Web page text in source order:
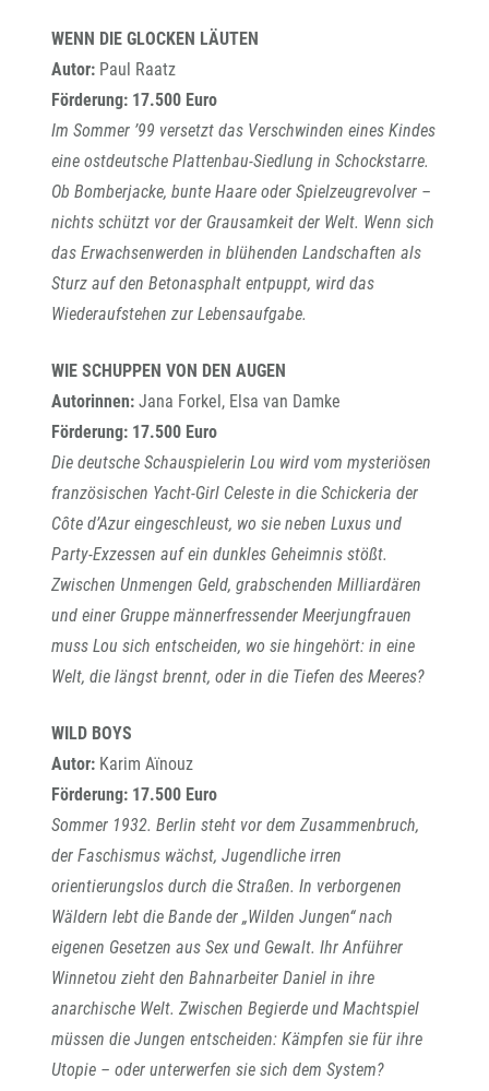
WENN DIE GLOCKEN LÄUTEN
Autor: Paul Raatz
Förderung: 17.500 Euro
Im Sommer ’99 versetzt das Verschwinden eines Kindes
eine ostdeutsche Plattenbau-Siedlung in Schockstarre.
Ob Bomberjacke, bunte Haare oder Spielzeugrevolver –
nichts schützt vor der Grausamkeit der Welt. Wenn sich
das Erwachsenwerden in blühenden Landschaften als
Sturz auf den Betonasphalt entpuppt, wird das
Wiederaufstehen zur Lebensaufgabe.
WIE SCHUPPEN VON DEN AUGEN
Autorinnen: Jana Forkel, Elsa van Damke
Förderung: 17.500 Euro
Die deutsche Schauspielerin Lou wird vom mysteriösen
französischen Yacht-Girl Celeste in die Schickeria der
Côte d’Azur eingeschleust, wo sie neben Luxus und
Party-Exzessen auf ein dunkles Geheimnis stößt.
Zwischen Unmengen Geld, grabschenden Milliardären
und einer Gruppe männerfressender Meerjungfrauen
muss Lou sich entscheiden, wo sie hingehört: in eine
Welt, die längst brennt, oder in die Tiefen des Meeres?
WILD BOYS
Autor: Karim Aïnouz
Förderung: 17.500 Euro
Sommer 1932. Berlin steht vor dem Zusammenbruch,
der Faschismus wächst, Jugendliche irren
orientierungslos durch die Straßen. In verborgenen
Wäldern lebt die Bande der „Wilden Jungen“ nach
eigenen Gesetzen aus Sex und Gewalt. Ihr Anführer
Winnetou zieht den Bahnarbeiter Daniel in ihre
anarchische Welt. Zwischen Begierde und Machtspiel
müssen die Jungen entscheiden: Kämpfen sie für ihre
Utopie – oder unterwerfen sie sich dem System?